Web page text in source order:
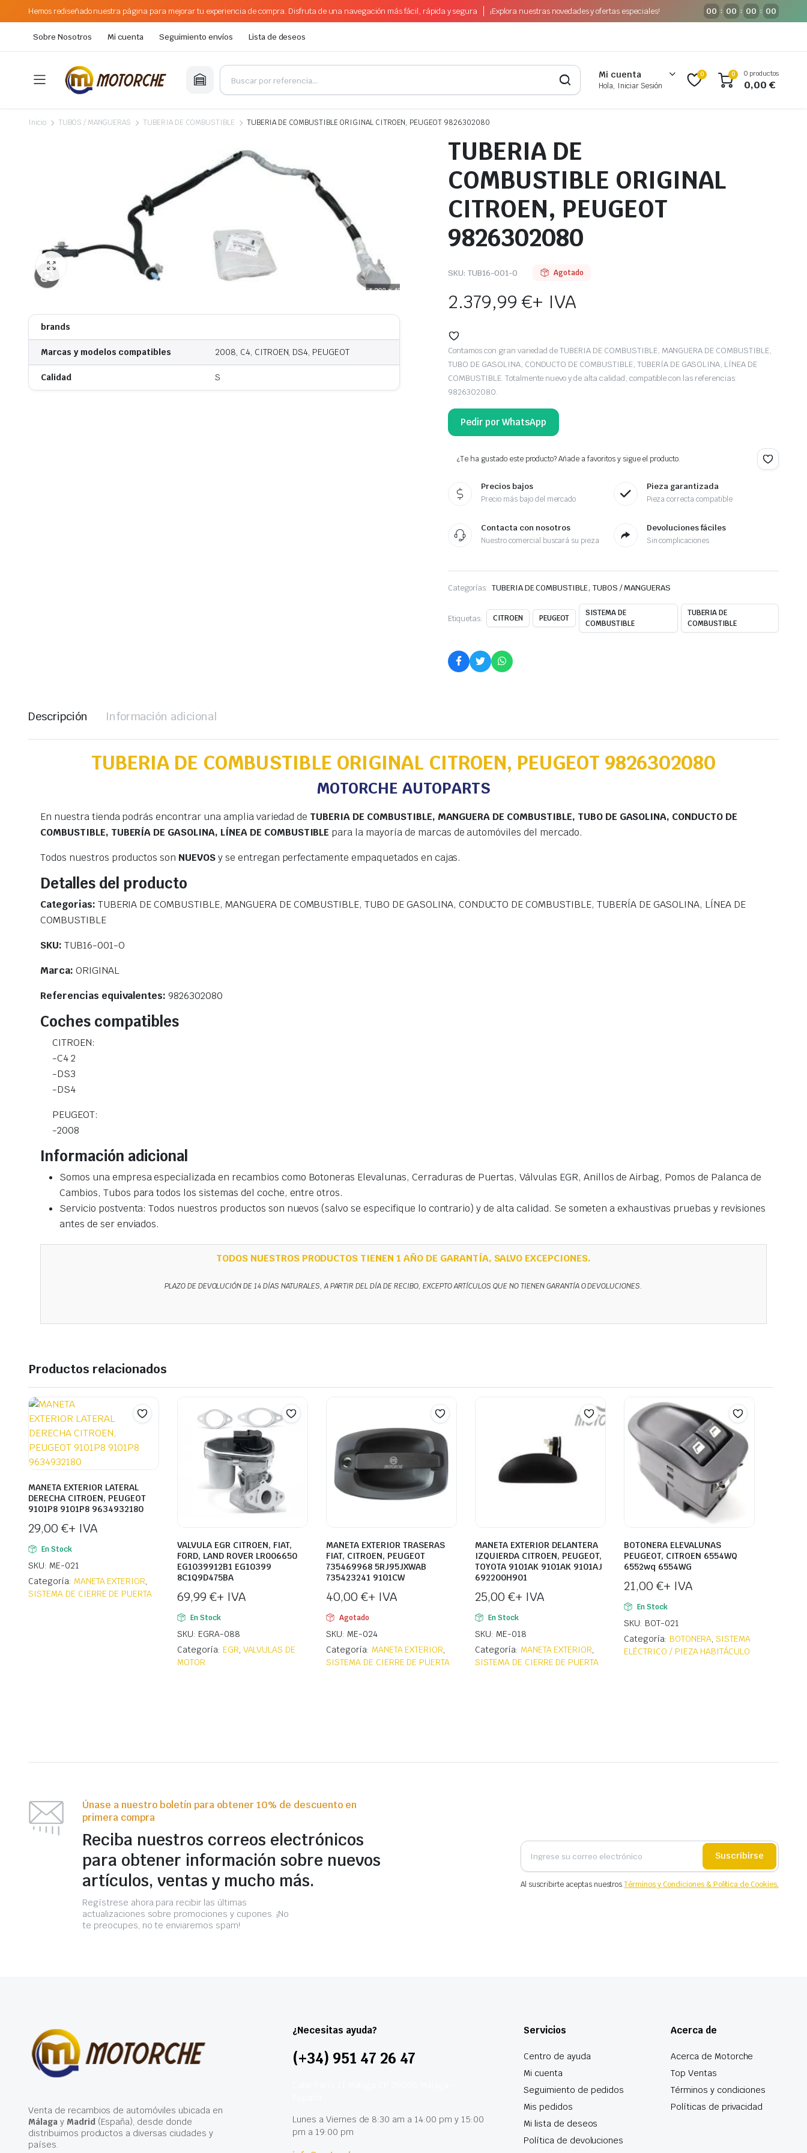
Hemos rediseñado nuestra página para mejorar tu experiencia de compra. Disfruta de una navegación más fácil, rápida y segura ¡Explora nuestras novedades y ofertas especiales! 00 : 00 : 00 : 00
Sobre Nosotros Mi cuenta Seguimiento envíos Lista de deseos
Mi cuenta
Hola, Iniciar Sesión
0 0 0 productos
0,00€
Inicio TUBOS / MANGUERAS TUBERIA DE COMBUSTIBLE TUBERIA DE COMBUSTIBLE ORIGINAL CITROEN, PEUGEOT 9826302080
brands
Marcas y modelos compatibles 2008, C4, CITROEN, DS4, PEUGEOT
Calidad S
TUBERIA DE
COMBUSTIBLE ORIGINAL
CITROEN, PEUGEOT
9826302080
SKU: TUB16-001-O Agotado
2.379,99€+ IVA
Contamos con gran variedad de TUBERIA DE COMBUSTIBLE, MANGUERA DE COMBUSTIBLE,
TUBO DE GASOLINA, CONDUCTO DE COMBUSTIBLE, TUBERÍA DE GASOLINA, LÍNEA DE
COMBUSTIBLE. Totalmente nuevo y de alta calidad, compatible con las referencias:
9826302080.
Pedir por WhatsApp
¿Te ha gustado este producto? Añade a favoritos y sigue el producto.
Precios bajos
Precio más bajo del mercado
Pieza garantizada
Pieza correcta compatible
Contacta con nosotros
Nuestro comercial buscará su pieza
Devoluciones fáciles
Sin complicaciones
Categorías: TUBERIA DE COMBUSTIBLE, TUBOS / MANGUERAS
Etiquetas: CITROEN PEUGEOT
SISTEMA DE
COMBUSTIBLE
TUBERIA DE
COMBUSTIBLE
Descripción Información adicional
TUBERIA DE COMBUSTIBLE ORIGINAL CITROEN, PEUGEOT 9826302080
MOTORCHE AUTOPARTS
En nuestra tienda podrás encontrar una amplia variedad de TUBERIA DE COMBUSTIBLE, MANGUERA DE COMBUSTIBLE, TUBO DE GASOLINA, CONDUCTO DE
COMBUSTIBLE, TUBERÍA DE GASOLINA, LÍNEA DE COMBUSTIBLE para la mayoría de marcas de automóviles del mercado.
Todos nuestros productos son NUEVOSy se entregan perfectamente empaquetados en cajas.
Detalles del producto
Categorias: TUBERIA DE COMBUSTIBLE, MANGUERA DE COMBUSTIBLE, TUBO DE GASOLINA, CONDUCTO DE COMBUSTIBLE, TUBERÍA DE GASOLINA, LÍNEA DE
COMBUSTIBLE
SKU: TUB16-001-O
Marca: ORIGINAL
Referencias equivalentes:9826302080
Coches compatibles
CITROEN:
-C4 2
-DS3
-DS4
PEUGEOT:
-2008
Información adicional
Somos una empresa especializada en recambios como Botoneras Elevalunas, Cerraduras de Puertas, Válvulas EGR, Anillos de Airbag, Pomos de Palanca de
Cambios, Tubos para todos los sistemas del coche, entre otros.
Servicio postventa: Todos nuestros productos son nuevos (salvo se especifique lo contrario) y de alta calidad. Se someten a exhaustivas pruebas y revisiones
antes de ser enviados.
TODOS NUESTROS PRODUCTOS TIENEN 1 AÑO DE GARANTÍA, SALVO EXCEPCIONES.
PLAZO DE DEVOLUCIÓN DE 14 DÍAS NATURALES, A PARTIR DEL DÍA DE RECIBO, EXCEPTO ARTÍCULOS QUE NO TIENEN GARANTÍA O DEVOLUCIONES.
Productos relacionados
MANETA EXTERIOR LATERAL
DERECHA CITROEN, PEUGEOT
9101P8 9101P8 9634932180
29,00 €+ IVA
En Stock
SKU: ME-021
Categoría: MANETA EXTERIOR,
SISTEMA DE CIERRE DE PUERTA
VALVULA EGR CITROEN, FIAT,
FORD, LAND ROVER LR006650
EG1039912B1 EG10399
8C1Q9D475BA
69,99 €+ IVA
En Stock
SKU: EGRA-088
Categoría: EGR, VALVULAS DE
MOTOR
MANETA EXTERIOR TRASERAS
FIAT, CITROEN, PEUGEOT
735469968 5RJ95JXWAB
735423241 9101CW
40,00 €+ IVA
Agotado
SKU: ME-024
Categoría: MANETA EXTERIOR,
SISTEMA DE CIERRE DE PUERTA
MANETA EXTERIOR DELANTERA
IZQUIERDA CITROEN, PEUGEOT,
TOYOTA 9101AK 9101AK 9101AJ
692200H901
25,00 €+ IVA
En Stock
SKU: ME-018
Categoría: MANETA EXTERIOR,
SISTEMA DE CIERRE DE PUERTA
BOTONERA ELEVALUNAS
PEUGEOT, CITROEN 6554WQ
6552wq 6554WG
21,00 €+ IVA
En Stock
SKU: BOT-021
Categoría: BOTONERA,SISTEMA
ELÉCTRICO / PIEZA HABITÁCULO
Únase a nuestro boletín para obtener 10% de descuento en
primera compra
Reciba nuestros correos electrónicos
para obtener información sobre nuevos
artículos, ventas y mucho más.
Regístrese ahora para recibir las últimas
actualizaciones sobre promociones y cupones. ¡No
te preocupes, no te enviaremos spam!
Suscribirse
Al suscribirte aceptas nuestrosTérminos y Condiciones & Política de Cookies.
Venta de recambios de automóviles ubicada en
Málagay Madrid(España), desde donde
distribuimos productos a diversas ciudades y
países.
¿Necesitas ayuda?
(+34) 951 47 26 47
Lunes a Viernes de 8:30 am a 14:00 pm y 15:00
pm a 19:00 pm
Servicios
Centro de ayuda
Mi cuenta
Seguimiento de pedidos
Mis pedidos
Mi lista de deseos
Política de devoluciones
Acerca de
Acerca de Motorche
Top Ventas
Términos y condiciones
Políticas de privacidad